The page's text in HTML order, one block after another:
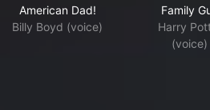
American Dad!
Billy Boyd (voice)
Family
Harry
(voice)